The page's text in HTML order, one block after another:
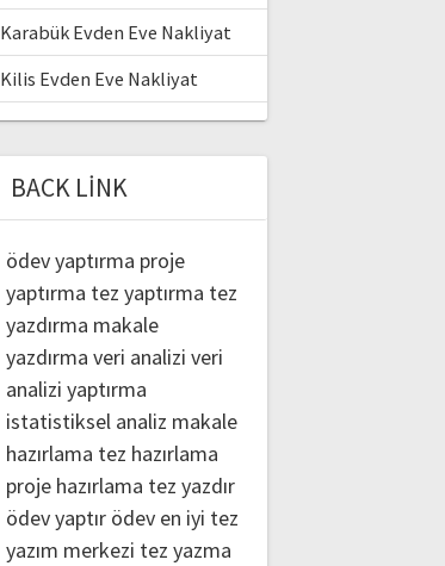
Karabük Evden Eve Nakliyat
Kilis Evden Eve Nakliyat
BACK LINK
ödev yaptırma proje
yaptırma tez yaptırma tez
yazdırma makale
yazdırma veri analizi veri
analizi yaptırma
istatistiksel analiz makale
hazırlama tez hazırlama
proje hazırlama tez yazdır
ödev yaptır ödev en iyi tez
yazım merkezi tez yazma